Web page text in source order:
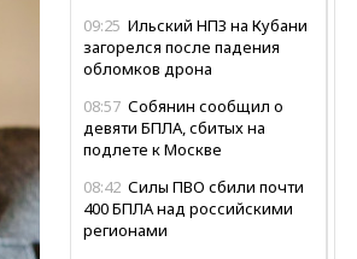
09:25 Ильский НПЗ на Кубани
загорелся после падения
обломков дрона
08:57 Собянин сообщил о
девяти БПЛА, сбитых на
подлете к Москве
08:42 Силы ПВО сбили почти
400 БПЛА над российскими
регионами